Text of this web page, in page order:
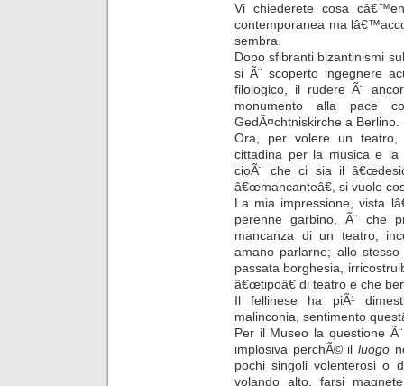
Vi chiederete cosa
contemporanea ma
sembra.
Dopo sfibranti bizantinismi
si Ã¨ scoperto ingegnere
filologico, il rudere Ã¨
monumento alla pace
GedÃ¤chtniskirche a Berlino.
Ora, per volere un teatro,
cittadina per la musica e
cioÃ¨ che ci sia il
â€œmancanteâ€, si vuole
La mia impressione, vista
perenne garbino, Ã¨ che
mancanza di un teatro,
amano parlarne; allo
passata borghesia,
â€œtipoâ€ di teatro e che
Il fellinese ha piÃ¹
malinconia, sentimento
Per il Museo la questione
implosiva perchÃ© il luogo
pochi singoli volenterosi o
volando alto, farsi